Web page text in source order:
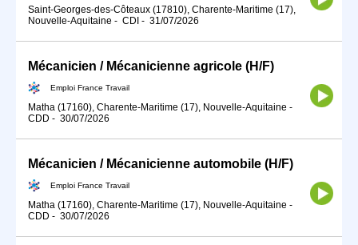
Saint-Georges-des-Côteaux (17810), Charente-Maritime (17),
Nouvelle-Aquitaine - CDI - 31/07/2026
Mécanicien / Mécanicienne agricole (H/F)
Emploi France Travail
Matha (17160), Charente-Maritime (17), Nouvelle-Aquitaine -
CDD - 30/07/2026
Mécanicien / Mécanicienne automobile (H/F)
Emploi France Travail
Matha (17160), Charente-Maritime (17), Nouvelle-Aquitaine -
CDD - 30/07/2026